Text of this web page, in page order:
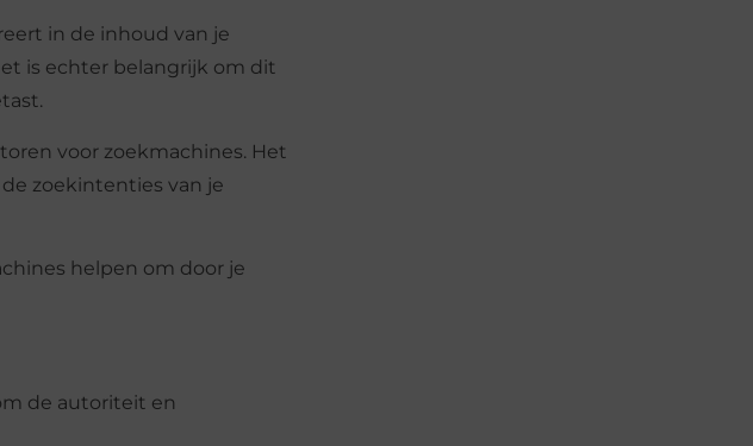
in de inhoud van je
is echter belangrijk om dit
voor zoekmachines. Het
zoekintenties van je
helpen om door je
de autoriteit en